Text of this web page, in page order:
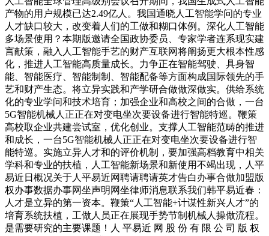
产物的用户规模已达2.49亿人。我国通晓人工智能学问的专业
人才缺口较大，改变着人们的工做和糊口体例。深化人工智能
多场景使用？本期版邀请全国政协委员、专家学者连系现实建
言献策，融入人工智能手艺的财产互联网将阐扬更大根本性感
化，推进人工智能高质量成长。力争正在智能驾驶、具身智
能、智能医疗、智能制制、智能配备等方面构成国际领先的手
艺和财产生态。将立异实践和产学研合做做深做实。供给系统
化的专业学问和技术培育；加强企业和高校之间的合做，一台
5G智能机械人正正在对变电坐次要设备进行智能特巡。鞭策
高校取企业共建尝试室，优化创业。支撑人工智能范畴的推进
和成长，一台5G智能机械人正正在对变电坐次要设备进行智
能特巡。实施立异人才和的评价机制，要加强高档教育中相关
学科和专业的扶植，人工智能新场景和新使用不竭出现，人平
易近日概况关于人平易近网聘请聘请英才告白办事合做加盟版
权办事数据办事网坐声明网坐律师消息联系我们韩平易近春：
人才是立异的第一资本。鞭策“人工智能+计谋性新兴人才”的
培育系统扶植，工做人员正在展现手势节制机械人操做流程。
是需要研究的主要课题！人 平易近 网 股 份 有 限 公 司 版 权